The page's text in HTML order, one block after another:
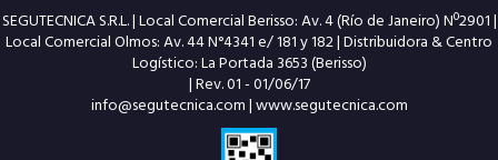
SEGUTECNICA S.R.L. | Local Comercial Berisso: Av. 4 (Río de Janeiro) Nº2901 |
Local Comercial Olmos: Av. 44 N°4341 e/ 181 y 182 | Distribuidora & Centro
Logístico: La Portada 3653 (Berisso)
| Rev. 01 - 01/06/17
info@segutecnica.com|www.segutecnica.com